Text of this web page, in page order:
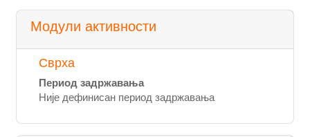
Модули активности
Сврха
Период задржавања
Није дефинисан период задржавања